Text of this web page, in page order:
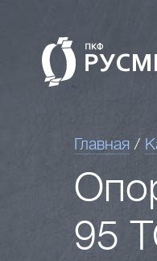
Главная /
95